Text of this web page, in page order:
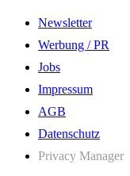
Newsletter
Werbung / PR
Jobs
Impressum
AGB
Datenschutz
Privacy Manager